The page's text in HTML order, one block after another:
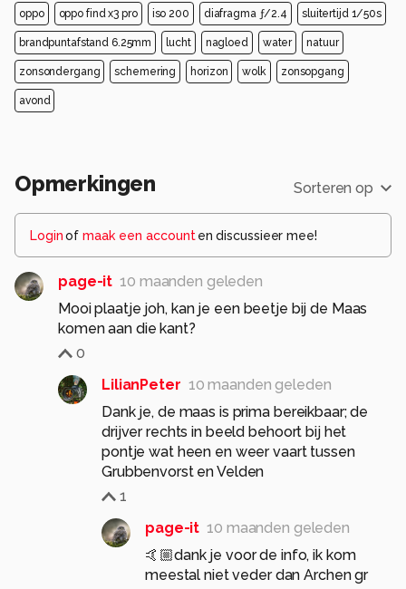
oppo oppo find x3 pro iso 200 diafragma ƒ/2.4 sluitertijd 1/50s
brandpuntafstand 6.25mm lucht nagloed water natuur
zonsondergang schemering horizon wolk zonsopgang
avond
Opmerkingen Sorteren op
Loginof maak een account en discussieer mee!
page-it 10 maanden geleden
Mooi plaatje joh, kan je een beetje bij de Maas
komen aan die kant?
0
LilianPeter 10 maanden geleden
Dank je, de maas is prima bereikbaar; de
drijver rechts in beeld behoort bij het
pontje wat heen en weer vaart tussen
Grubbenvorst en Velden
1
page-it 10 maanden geleden
🤙🏼dank je voor de info, ik kom
meestal niet veder dan Archen gr